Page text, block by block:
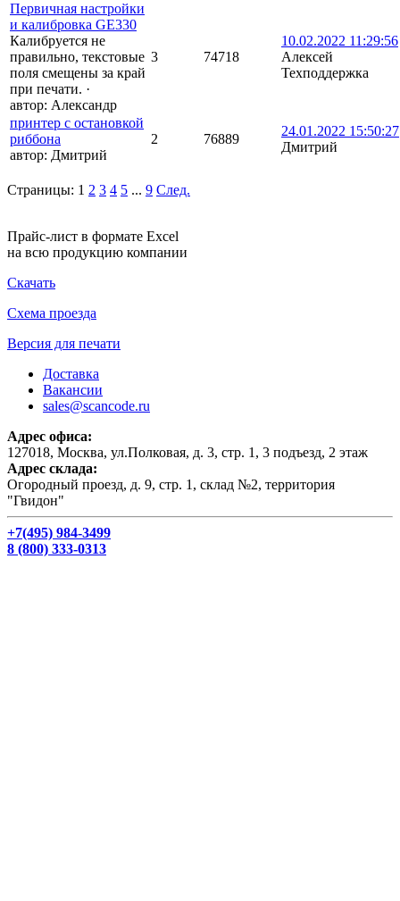
Первичная настройки
и калибровка GE330
Калибруется не
правильно, текстовые
поля смещены за край
при печати. ·
автор: Александр
3 74718
10.02.2022 11:29:56
Алексей
Техподдержка
принтер с остановкой
риббона
автор: Дмитрий
2 76889
24.01.2022 15:50:27
Дмитрий
Страницы: 1 2 3 4 5 ... 9 След.
Прайс-лист в формате Excel
на всю продукцию компании
Скачать
Схема проезда
Версия для печати
Доставка
Вакансии
sales@scancode.ru
Адрес офиса:
127018, Москва, ул.Полковая, д. 3, стр. 1, 3 подъезд, 2 этаж
Адрес склада:
Огородный проезд, д. 9, стр. 1, склад №2, территория
"Гвидон"
+7(495) 984-3499
8 (800) 333-0313